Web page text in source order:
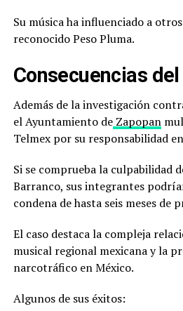
Su música ha influenciado a
reconocido Peso Pluma.
Consecuencias
Además de la investigación
el Ayuntamiento deZapopan
Telmex por su responsabilidad
Si se comprueba la culpabilidad
Barranco, sus integrantes
condena de hasta seis meses de
El caso destaca la compleja
musical regional mexicana y la
narcotráfico en México.
Algunos de sus éxitos: